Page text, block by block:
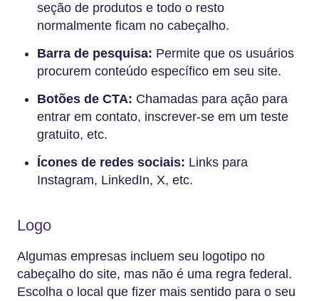
seção de produtos e todo o resto
normalmente ficam no cabeçalho.
Barra de pesquisa: Permite que os usuários
procurem conteúdo específico em seu site.
Botões de CTA: Chamadas para ação para
entrar em contato, inscrever-se em um teste
gratuito, etc.
Ícones de redes sociais: Links para
Instagram, LinkedIn, X, etc.
Logo
Algumas empresas incluem seu logotipo no
cabeçalho do site, mas não é uma regra federal.
Escolha o local que fizer mais sentido para o seu